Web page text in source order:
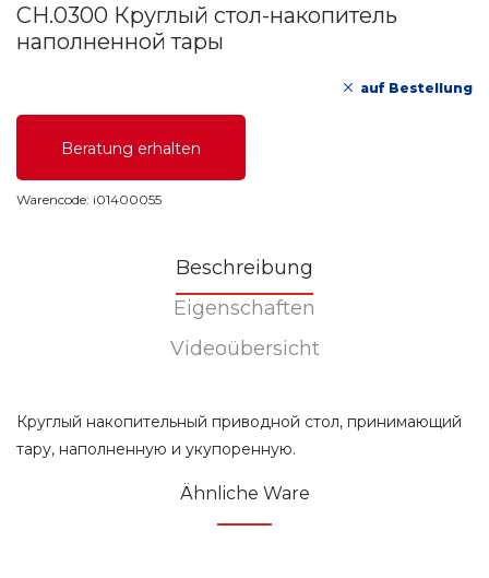
СН.0300 Круглый стол-накопитель
наполненной тары
auf Bestellung
Beratung erhalten
Warencode: i01400055
Beschreibung
Eigenschaften
Videoübersicht
Круглый накопительный приводной стол, принимающий
тару, наполненную и укупоренную.
Ähnliche Ware